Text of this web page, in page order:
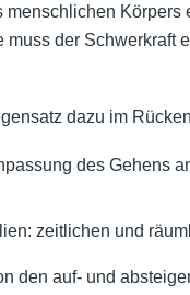
muss der Schwerkraft
dazu im
des Gehens
zeitlichen und
den auf- und